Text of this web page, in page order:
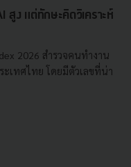
ง แต่ทักษะคิดวิเคราะห์
2026 สำรวจคนทำงาน
เทศไทย โดยมีตัวเลขที่น่า